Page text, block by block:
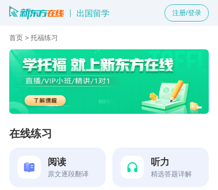
出国留学 注册/登录
首页 >托福练习
在线练习
阅读
原文逐段翻译
听力
精选答题详解